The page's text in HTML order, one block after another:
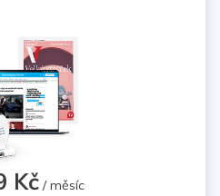
Kč/ měsíc